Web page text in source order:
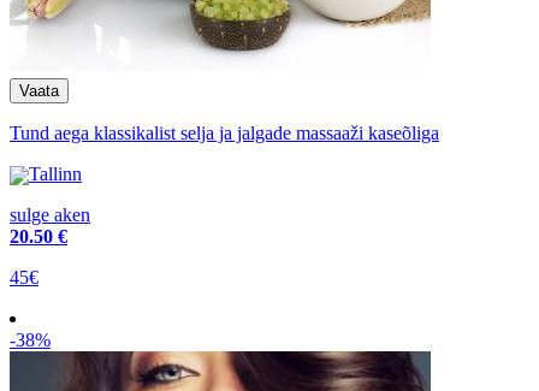
Tund aega klassikalist selja ja jalgade massaaži kaseõliga
Tallinn
sulge aken
20.50 €
45€
-38%